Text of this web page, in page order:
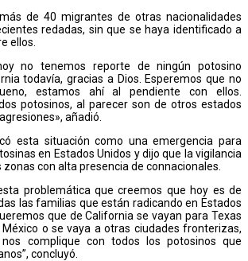
de 40 migrantes de otras nacionalidades
redadas, sin que se haya identificado a
ellos.
no tenemos reporte de ningún potosino
todavía, gracias a Dios. Esperemos que no
estamos ahí al pendiente con ellos.
potosinos, al parecer son de otros estados
añadió.
esta situación como una emergencia para
en Estados Unidos y dijo que la vigilancia
con alta presencia de connacionales.
problemática que creemos que hoy es de
las familias que están radicando en Estados
que de California se vayan para Texas
o se vaya a otras ciudades fronterizas,
complique con todos los potosinos que
concluyó.